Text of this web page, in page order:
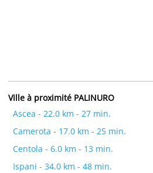
Ville à proximité PALINURO
Ascea - 22.0 km - 27 min.
Camerota - 17.0 km - 25 min.
Centola - 6.0 km - 13 min.
Ispani - 34.0 km - 48 min.